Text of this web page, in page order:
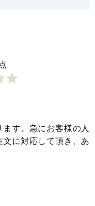
点
す。急にお客様の人
に対応して頂き、あ